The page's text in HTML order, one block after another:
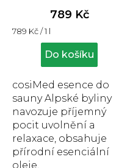
produktu
5,0
z
hvězdiček.
789 Kč
Měrná
789 Kč / 1 l
Do košíku
cosiMed esence do
sauny Alpské byliny
navozuje příjemný
pocit uvolnění a
relaxace, obsahuje
přírodní esenciální
oleje.